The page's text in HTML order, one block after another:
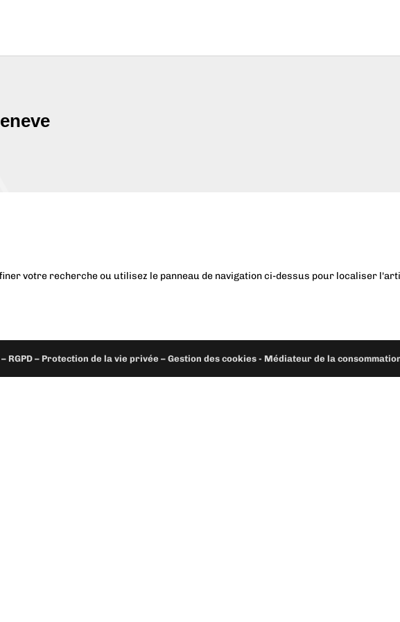
votre recherche ou utilisez le panneau de navigation ci-dessus pour localiser
RGPD – Protection de la vie privée – Gestion des cookies - Médiateur de la